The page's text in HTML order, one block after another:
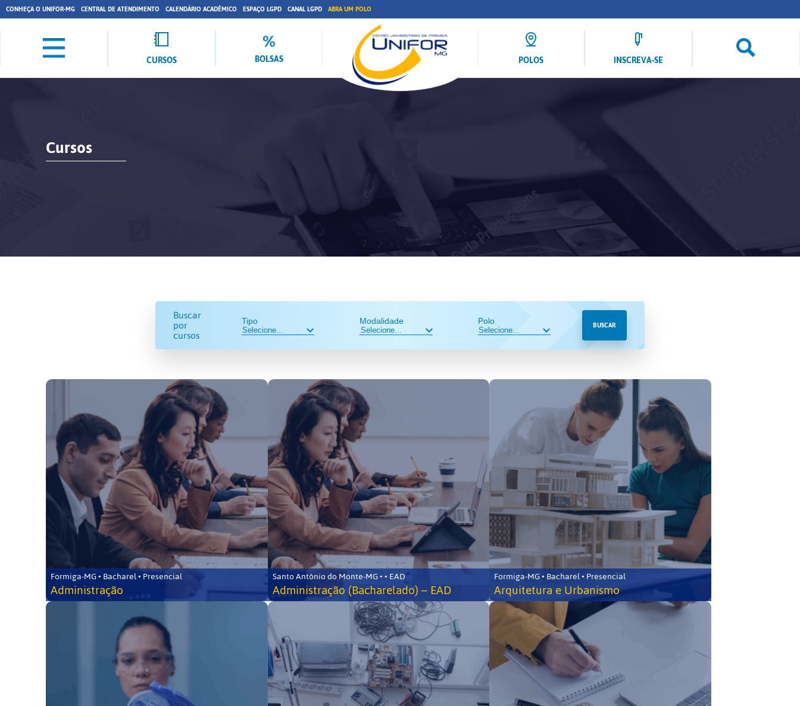
CONHEÇA O UNIFOR-MG CENTRAL DE ATENDIMENTO CALENDÁRIO ACADÊMICO ESPAÇO LGPD CANAL LGPD ABRA UM POLO
CURSOS BOLSAS POLOS INSCREVA-SE
Cursos
Buscar
por
cursos
Tipo Modalidade Polo BUSCAR
Formiga-MG • Bacharel • Presencial
Administração
Santo Antônio do Monte-MG • • EAD
Administração (Bacharelado) – EAD
Formiga-MG • Bacharel • Presencial
Arquitetura e Urbanismo